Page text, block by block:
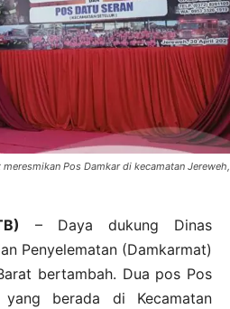
Pos Damkar di kecamatan Jereweh,
– Daya dukung Dinas
Penyelematan (Damkarmat)
bertambah. Dua pos Pos
yang berada di Kecamatan